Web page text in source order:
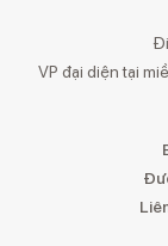
VP đại diện tại